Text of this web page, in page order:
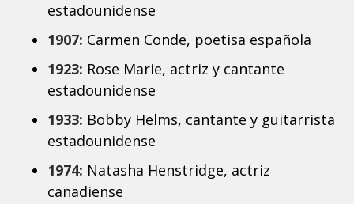
estadounidense
1907: Carmen Conde, poetisa española
1923: Rose Marie, actriz y cantante
estadounidense
1933: Bobby Helms, cantante y guitarrista
estadounidense
1974: Natasha Henstridge, actriz
canadiense